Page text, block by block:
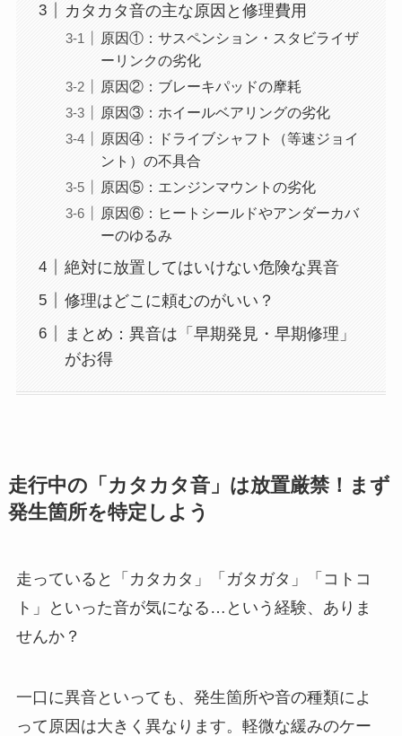
カタカタ音の主な原因と修理費用
原因①：サスペンション・スタビライザ
ーリンクの劣化
原因②：ブレーキパッドの摩耗
原因③：ホイールベアリングの劣化
原因④：ドライブシャフト（等速ジョイ
ント）の不具合
原因⑤：エンジンマウントの劣化
原因⑥：ヒートシールドやアンダーカバ
ーのゆるみ
絶対に放置してはいけない危険な異音
修理はどこに頼むのがいい？
まとめ：異音は「早期発見・早期修理」
がお得
走行中の「カタカタ音」は放置厳禁！まず
発生箇所を特定しよう
走っていると「カタカタ」「ガタガタ」「コトコ
ト」といった音が気になる…という経験、ありま
せんか？
一口に異音といっても、発生箇所や音の種類によ
って原因は大きく異なります。軽微な緩みのケー